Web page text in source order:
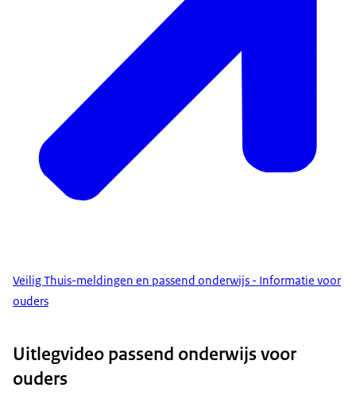
Veilig Thuis-meldingen en passend onderwijs - Informatie voor
ouders
Uitlegvideo passend onderwijs voor
ouders